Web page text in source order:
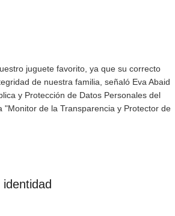
juguete favorito, ya que su correcto
de nuestra familia, señaló Eva Abaid
y Protección de Datos Personales del
de la Transparencia y Protector de